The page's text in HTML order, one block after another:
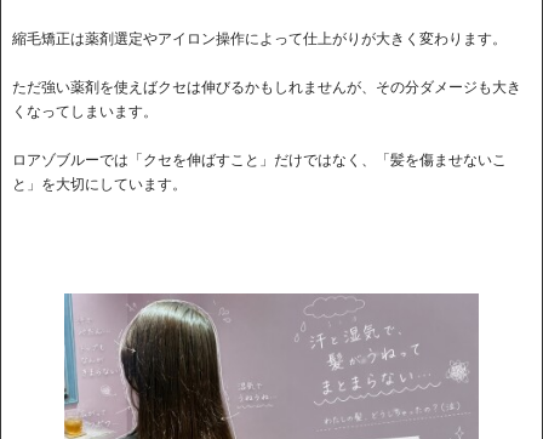
縮毛矯正は薬剤選定やアイロン操作によって仕上がりが大きく変わります。
ただ強い薬剤を使えばクセは伸びるかもしれませんが、その分ダメージも大き
くなってしまいます。
ロアゾブルーでは「クセを伸ばすこと」だけではなく、「髪を傷ませないこ
と」を大切にしています。